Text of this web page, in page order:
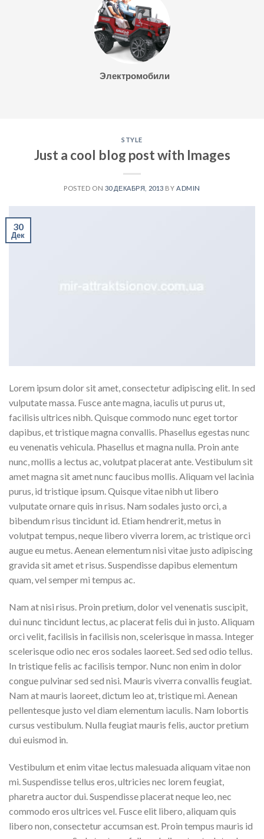
Электромобили
STYLE
Just a cool blog post with Images
POSTED ON 30 ДЕКАБРЯ, 2013 BY ADMIN
30
Дек
Lorem ipsum dolor sit amet, consectetur adipiscing elit. In sed
vulputate massa. Fusce ante magna, iaculis ut purus ut,
facilisis ultrices nibh. Quisque commodo nunc eget tortor
dapibus, et tristique magna convallis. Phasellus egestas nunc
eu venenatis vehicula. Phasellus et magna nulla. Proin ante
nunc, mollis a lectus ac, volutpat placerat ante. Vestibulum sit
amet magna sit amet nunc faucibus mollis. Aliquam vel lacinia
purus, id tristique ipsum. Quisque vitae nibh ut libero
vulputate ornare quis in risus. Nam sodales justo orci, a
bibendum risus tincidunt id. Etiam hendrerit, metus in
volutpat tempus, neque libero viverra lorem, ac tristique orci
augue eu metus. Aenean elementum nisi vitae justo adipiscing
gravida sit amet et risus. Suspendisse dapibus elementum
quam, vel semper mi tempus ac.
Nam at nisi risus. Proin pretium, dolor vel venenatis suscipit,
dui nunc tincidunt lectus, ac placerat felis dui in justo. Aliquam
orci velit, facilisis in facilisis non, scelerisque in massa. Integer
scelerisque odio nec eros sodales laoreet. Sed sed odio tellus.
In tristique felis ac facilisis tempor. Nunc non enim in dolor
congue pulvinar sed sed nisi. Mauris viverra convallis feugiat.
Nam at mauris laoreet, dictum leo at, tristique mi. Aenean
pellentesque justo vel diam elementum iaculis. Nam lobortis
cursus vestibulum. Nulla feugiat mauris felis, auctor pretium
dui euismod in.
Vestibulum et enim vitae lectus malesuada aliquam vitae non
mi. Suspendisse tellus eros, ultricies nec lorem feugiat,
pharetra auctor dui. Suspendisse placerat neque leo, nec
commodo eros ultrices vel. Fusce elit libero, aliquam quis
libero non, consectetur accumsan est. Proin tempus mauris id